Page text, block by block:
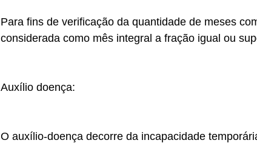
Para fins de verificação da quantidade de meses
considerada como mês integral a fração igual ou
Auxílio doença:
O auxílio-doença decorre da incapacidade